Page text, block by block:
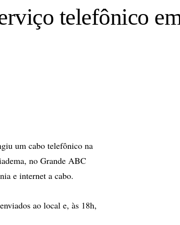
telefônico
um cabo telefônico na
no Grande ABC
e internet a cabo.
ao local e, às 18h,